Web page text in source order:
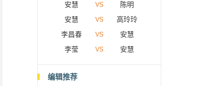
安慧
陈明
安慧
高玲玲
李昌春
安慧
李莹
安慧
编辑推荐